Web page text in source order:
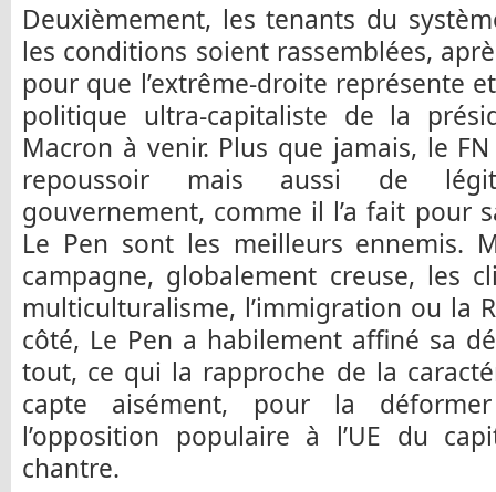
Deuxièmement, les tenants du
les conditions soient rassemblées,
pour que l’extrême-droite représente
politique ultra-capitaliste de la
Macron à venir. Plus que jamais, le
repoussoir mais aussi de
gouvernement, comme il l’a fait pour
Le Pen sont les meilleurs ennemis.
campagne, globalement creuse, les
multiculturalisme, l’immigration ou la
côté, Le Pen a habilement affiné sa
tout, ce qui la rapproche de la
capte aisément, pour la
l’opposition populaire à l’UE du
chantre.